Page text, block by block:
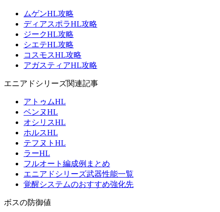
ムゲンHL攻略
ディアスポラHL攻略
ジークHL攻略
シエテHL攻略
コスモスHL攻略
アガスティアHL攻略
エニアドシリーズ関連記事
アトゥムHL
ベンヌHL
オシリスHL
ホルスHL
テフヌトHL
ラーHL
フルオート編成例まとめ
エニアドシリーズ武器性能一覧
覚醒システムのおすすめ強化先
ボスの防御値